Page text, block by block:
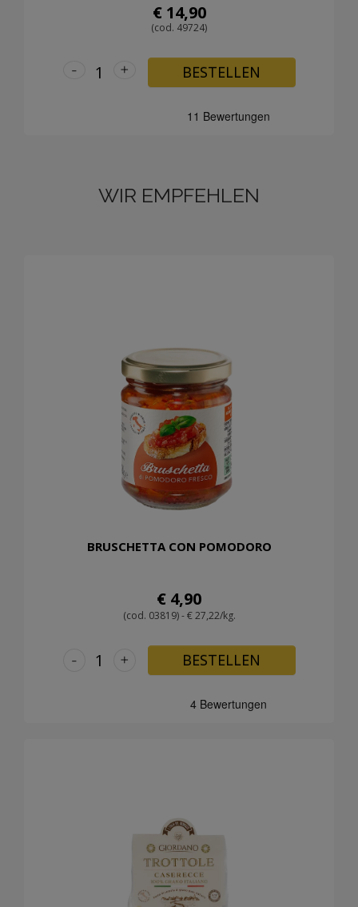
€ 14,90
(cod. 49724)
+
- BESTELLEN
WIR EMPFEHLEN
BRUSCHETTA CON POMODORO
€ 4,90
(cod. 03819) - € 27,22/kg.
+
- BESTELLEN